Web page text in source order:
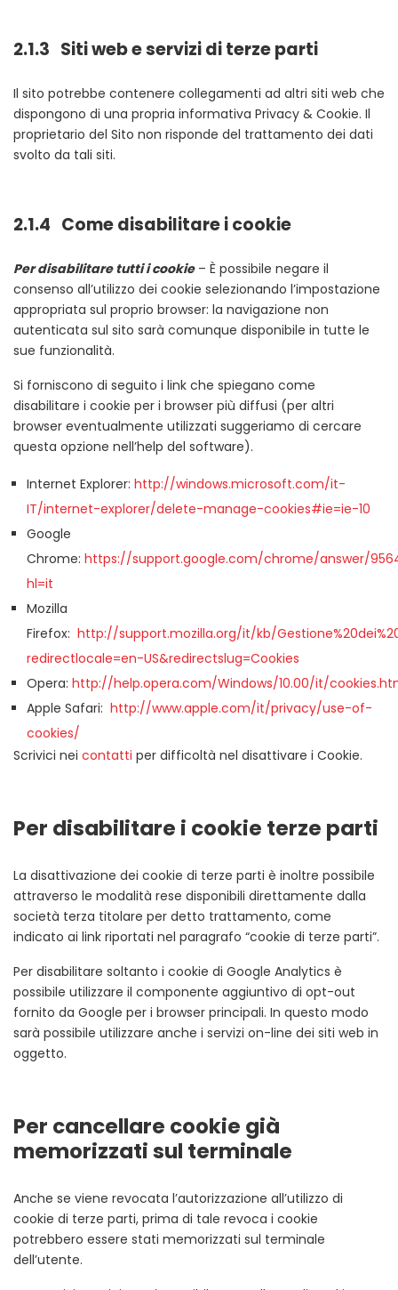
2.1.3 Siti web e servizi di terze parti
Il sito potrebbe contenere collegamenti ad altri siti web che
dispongono di una propria informativa Privacy & Cookie. Il
proprietario del Sito non risponde del trattamento dei dati
svolto da tali siti.
2.1.4 Come disabilitare i cookie
Per disabilitare tutti i cookie– È possibile negare il
consenso all’utilizzo dei cookie selezionando l’impostazione
appropriata sul proprio browser: la navigazione non
autenticata sul sito sarà comunque disponibile in tutte le
sue funzionalità.
Si forniscono di seguito i link che spiegano come
disabilitare i cookie per i browser più diffusi (per altri
browser eventualmente utilizzati suggeriamo di cercare
questa opzione nell’help del software).
Internet Explorer: http://windows.microsoft.com/it-
IT/internet-explorer/delete-manage-cookies#ie=ie-10
Google
Chrome: https://support.google.com/chrome/answer/
hl=it
Mozilla
Firefox: http://support.mozilla.org/it/kb/
redirectlocale=en-US&redirectslug=Cookies
Opera: http://help.opera.com/Windows/10.00/it/
Apple Safari: http://www.apple.com/it/privacy/use-of-
cookies/
Scrivici nei contatti per difficoltà nel disattivare i Cookie.
Per disabilitare i cookie terze parti
La disattivazione dei cookie di terze parti è inoltre possibile
attraverso le modalità rese disponibili direttamente dalla
società terza titolare per detto trattamento, come
indicato ai link riportati nel paragrafo “cookie di terze parti”.
Per disabilitare soltanto i cookie di Google Analytics è
possibile utilizzare il componente aggiuntivo di opt-out
fornito da Google per i browser principali. In questo modo
sarà possibile utilizzare anche i servizi on-line dei siti web in
oggetto.
Per cancellare cookie già
memorizzati sul terminale
Anche se viene revocata l’autorizzazione all’utilizzo di
cookie di terze parti, prima di tale revoca i cookie
potrebbero essere stati memorizzati sul terminale
dell’utente.